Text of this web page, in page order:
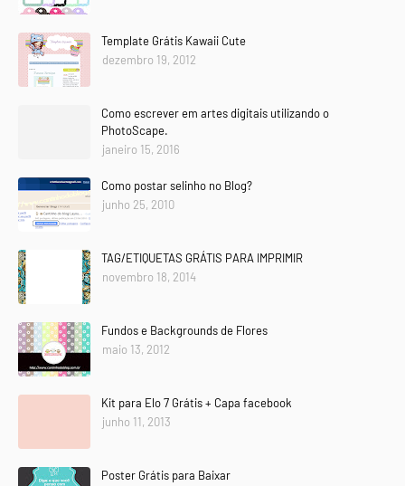
Template Grátis Kawaii Cute
dezembro 19, 2012
Como escrever em artes digitais utilizando o
PhotoScape.
janeiro 15, 2016
Como postar selinho no Blog?
junho 25, 2010
TAG/ETIQUETAS GRÁTIS PARA IMPRIMIR
novembro 18, 2014
Fundos e Backgrounds de Flores
maio 13, 2012
Kit para Elo 7 Grátis + Capa facebook
junho 11, 2013
Poster Grátis para Baixar